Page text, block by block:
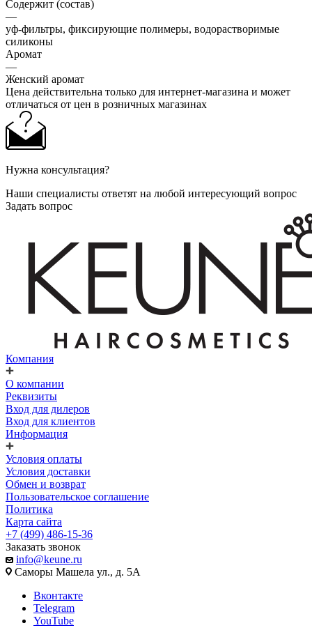
Содержит (состав)
—
уф-фильтры, фиксирующие полимеры, водорастворимые
силиконы
Аромат
—
Женский аромат
Цена действительна только для интернет-магазина и может
отличаться от цен в розничных магазинах
Нужна консультация?
Наши специалисты ответят на любой интересующий вопрос
Задать вопрос
Компания
О компании
Реквизиты
Вход для дилеров
Вход для клиентов
Информация
Условия оплаты
Условия доставки
Обмен и возврат
Пользовательское соглашение
Политика
Карта сайта
+7 (499) 486-15-36
Заказать звонок
info@keune.ru
Саморы Машела ул., д. 5А
Вконтакте
Telegram
YouTube